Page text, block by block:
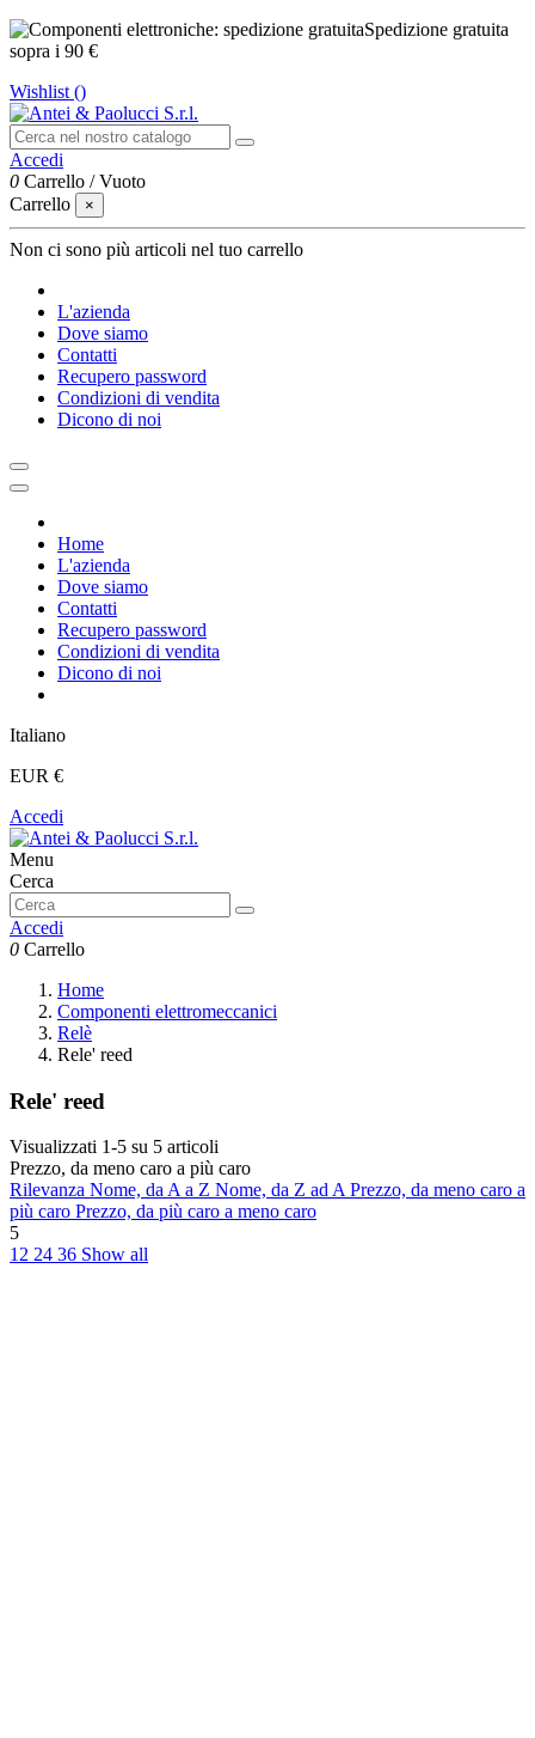
Spedizione gratuita
sopra i 90 €
Wishlist ()
Accedi
0 Carrello /Vuoto
Carrello
×
Non ci sono più articoli nel tuo carrello
L'azienda
Dove siamo
Contatti
Recupero password
Condizioni di vendita
Dicono di noi
Home
L'azienda
Dove siamo
Contatti
Recupero password
Condizioni di vendita
Dicono di noi
Italiano
EUR €
Accedi
Menu
Cerca
Accedi
0 Carrello
Home
Componenti elettromeccanici
Relè
Rele' reed
Rele' reed
Visualizzati 1-5 su 5 articoli
Prezzo, da meno caro a più caro
Rilevanza Nome, da A a Z Nome, da Z ad APrezzo, da meno caro a
più caro Prezzo, da più caro a meno caro
5
12 24 36 Show all